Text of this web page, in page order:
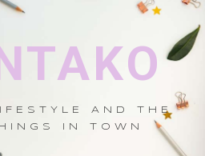
AND THE
IN TOWN